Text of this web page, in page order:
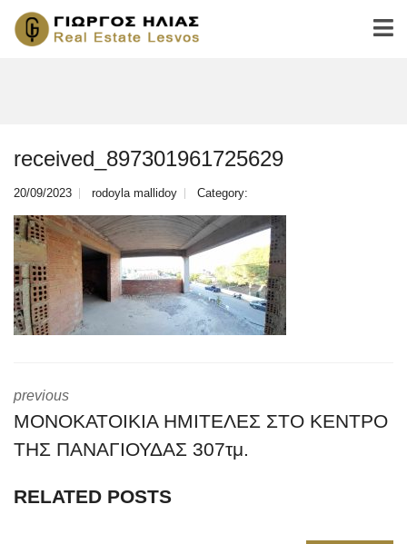
received_897301961725629
20/09/2023 rodoyla mallidoy Category:
previous
ΜΟΝΟΚΑΤΟΙΚΙΑ ΗΜΙΤΕΛΕΣ ΣΤΟ ΚΕΝΤΡΟ
ΤΗΣ ΠΑΝΑΓΙΟΥΔΑΣ 307τμ.
RELATED POSTS